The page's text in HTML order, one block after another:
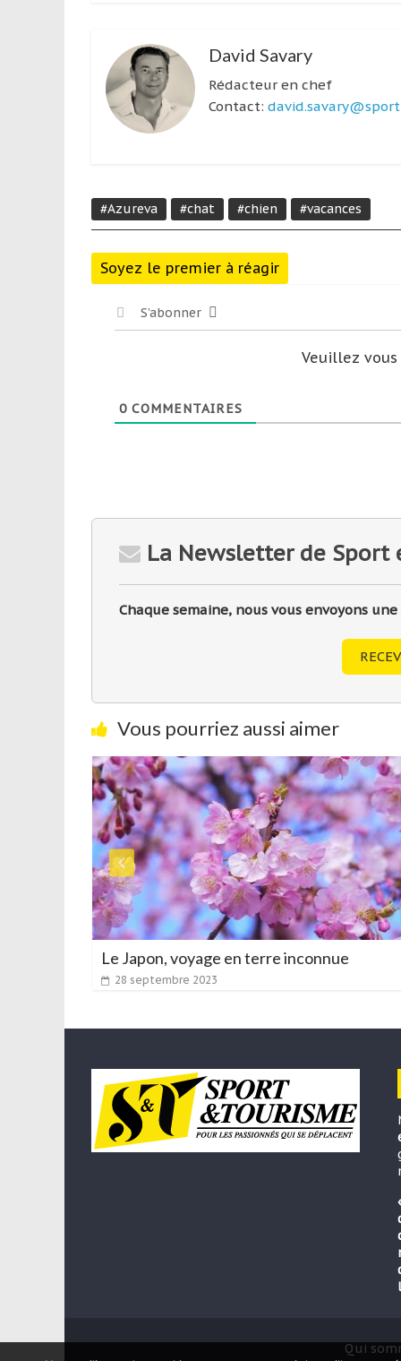
David Savary
Rédacteur en chef
Contact:
#Azureva #chat #chien #vacances
Soyez le premier à réagir
S’abonner
Veuillez
0 COMMENTAIRES
La Newsletter de Sport
Chaque semaine, nous vous envoyons
Vous pourriez aussi aimer
Le Japon, voyage en terre inconnue
28 septembre 2023
Qui